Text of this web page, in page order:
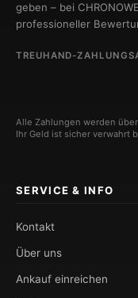
geben – bei
professioneller
TREUHAND-
Alle Zahlungen werden
Ihr Geld ist sicher verwahrt
SERVICE & INFO
Kontakt
Über uns
Ankauf einreichen